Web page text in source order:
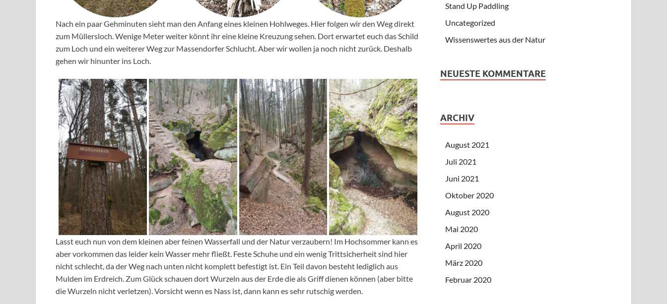
Nach ein paar Gehminuten sieht man den Anfang eines kleinen Hohlweges. Hier folgen wir den Weg direkt
zum Müllersloch. Wenige Meter weiter könnt ihr eine kleine Kreuzung sehen. Dort erwartet euch das Schild
zum Loch und ein weiterer Weg zur Massendorfer Schlucht. Aber wir wollen ja noch nicht zurück. Deshalb
gehen wir hinunter ins Loch.
Lasst euch nun von dem kleinen aber feinen Wasserfall und der Natur verzaubern! Im Hochsommer kann es
aber vorkommen das leider kein Wasser mehr fließt. Feste Schuhe und ein wenig Trittsicherheit sind hier
nicht schlecht, da der Weg nach unten nicht komplett befestigt ist. Ein Teil davon besteht lediglich aus
Mulden im Erdreich. Zum Glück schauen dort Wurzeln aus der Erde die als Griff dienen können (aber bitte
die Wurzeln nicht verletzen). Vorsicht wenn es Nass ist, dann kann es sehr rutschig werden.
Stand Up Paddling
Uncategorized
Wissenswertes aus der Natur
NEUESTE KOMMENTARE
ARCHIV
August 2021
Juli 2021
Juni 2021
Oktober 2020
August 2020
Mai 2020
April 2020
März 2020
Februar 2020